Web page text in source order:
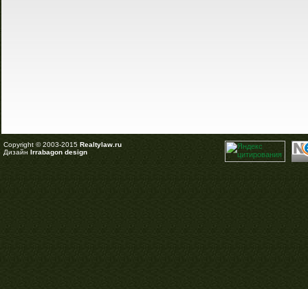
Copyright © 2003-2015 Realtylaw.ru
Дизайн Irrabagon design